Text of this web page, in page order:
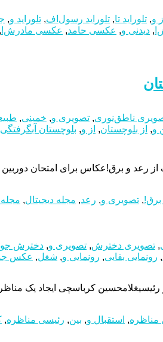
از و, تلوراید تا, تلوراید رسول‌اف, تلوراید و,
, دیدنی و, عکسی حامد, عکسی مادرش!,
ناطق‌نوری, تصویری و, خمینی,
و, از بلوچستان, از و, بلوچستان آبگرفتگی
و برق!عکاس برای امتحان دوربین جدید خود به حیاط
, تصویری و, رعد, مجله دیجیتال,
, تصویری دخترش, تصویری و, دخترش
, رونمایی بقایی, رونمایی و, شغل, عکس
رئیسیغلامحسین کرباسچی ایجاد یک
مناظره, استقبال و, بین, رئیسی مناظره,